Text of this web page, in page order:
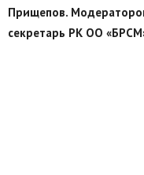
Прищепов.
секретарь РК ОО